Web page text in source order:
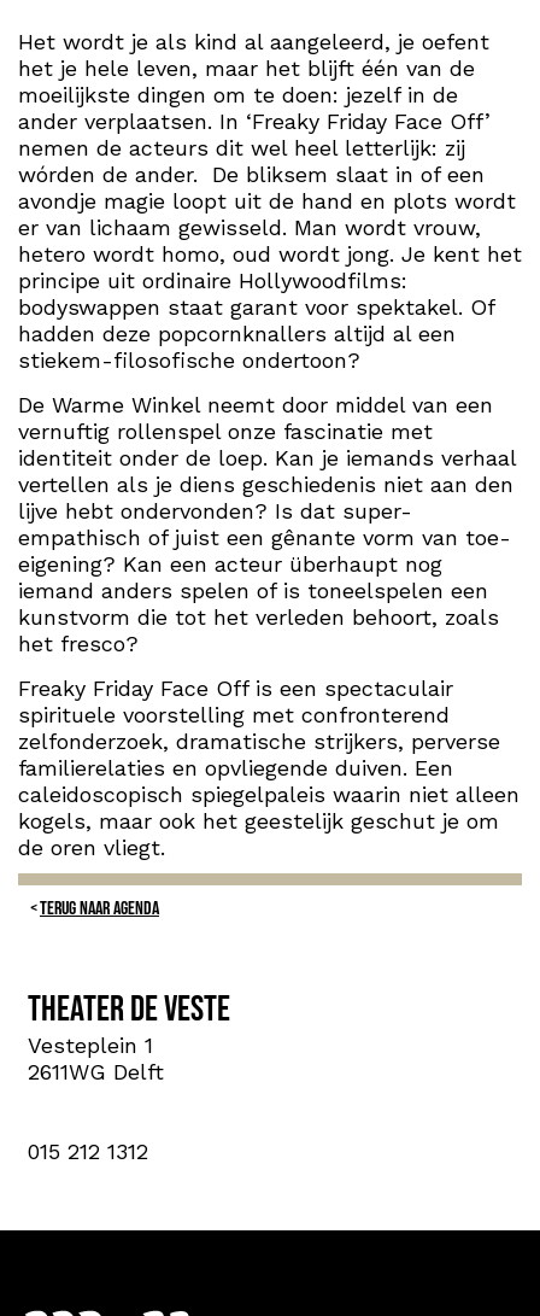
Het wordt je als kind al aangeleerd, je oefent
het je hele leven, maar het blijft één van de
moeilijkste dingen om te doen: jezelf in de
ander verplaatsen. In ‘Freaky Friday Face Off’
nemen de acteurs dit wel heel letterlijk: zij
wórden de ander. De bliksem slaat in of een
avondje magie loopt uit de hand en plots wordt
er van lichaam gewisseld. Man wordt vrouw,
hetero wordt homo, oud wordt jong. Je kent het
principe uit ordinaire Hollywoodfilms:
bodyswappen staat garant voor spektakel. Of
hadden deze popcornknallers altijd al een
stiekem-filosofische ondertoon?
De Warme Winkel neemt door middel van een
vernuftig rollenspel onze fascinatie met
identiteit onder de loep. Kan je iemands verhaal
vertellen als je diens geschiedenis niet aan den
lijve hebt ondervonden? Is dat super-
empathisch of juist een gênante vorm van toe-
eigening? Kan een acteur überhaupt nog
iemand anders spelen of is toneelspelen een
kunstvorm die tot het verleden behoort, zoals
het fresco?
Freaky Friday Face Off is een spectaculair
spirituele voorstelling met confronterend
zelfonderzoek, dramatische strijkers, perverse
familierelaties en opvliegende duiven. Een
caleidoscopisch spiegelpaleis waarin niet alleen
kogels, maar ook het geestelijk geschut je om
de oren vliegt.
TERUG NAAR AGENDA
Theater de Veste
Vesteplein 1
2611WG Delft
015 212 1312